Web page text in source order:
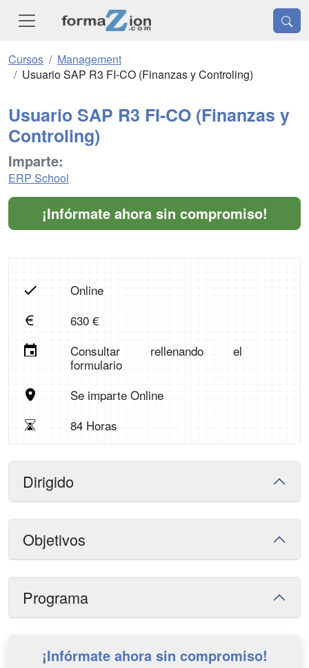
Cursos
Management
Usuario SAP R3 FI-CO (Finanzas y Controling)
Usuario SAP R3 FI-CO (Finanzas y
Controling)
Imparte:
ERP School
¡Infórmate ahora sin compromiso!
Online
630 €
Consultar rellenando el
formulario
Se imparte Online
84 Horas
Dirigido
Objetivos
Programa
¡Infórmate ahora sin compromiso!